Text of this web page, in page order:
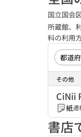
国立国会
所蔵館、
料の利用
その他
CiNii
紙遷
書店